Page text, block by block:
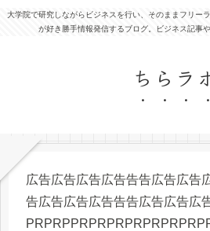
大学院で研究しながらビジネスを行い、そのままフリー
が好き勝手情報発信するブログ。ビジネス記事
ちらラ
広告広告広告広告告告広告広告
告広告広告広告告告広告広告広